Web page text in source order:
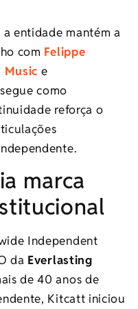
entidade mantém a
com Felippe
e
como
reforça o
marca
Independent
da Everlasting
de 40 anos de
Kitcatt iniciou